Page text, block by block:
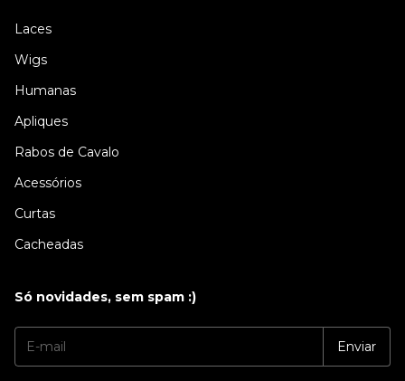
Laces
Wigs
Humanas
Apliques
Rabos de Cavalo
Acessórios
Curtas
Cacheadas
Só novidades, sem spam :)